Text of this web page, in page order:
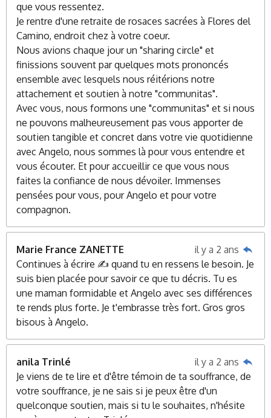
que vous ressentez.
Je rentre d'une retraite de rosaces sacrées à Flores del
Camino, endroit chez à votre coeur.
Nous avions chaque jour un "sharing circle" et
finissions souvent par quelques mots prononcés
ensemble avec lesquels nous réitérions notre
attachement et soutien à notre "communitas".
Avec vous, nous formons une "communitas" et si nous
ne pouvons malheureusement pas vous apporter de
soutien tangible et concret dans votre vie quotidienne
avec Angelo, nous sommes là pour vous entendre et
vous écouter. Et pour accueillir ce que vous nous
faites la confiance de nous dévoiler. Immenses
pensées pour vous, pour Angelo et pour votre
compagnon.
Marie France ZANETTE
il y a 2 ans
Continues à écrire ✍️ quand tu en ressens le besoin. Je
suis bien placée pour savoir ce que tu décris. Tu es
une maman formidable et Angelo avec ses différences
te rends plus forte. Je t'embrasse très fort. Gros gros
bisous à Angelo.
anila Trinlé
il y a 2 ans
Je viens de te lire et d'être témoin de ta souffrance, de
votre souffrance, je ne sais si je peux être d'un
quelconque soutien, mais si tu le souhaites, n'hésite